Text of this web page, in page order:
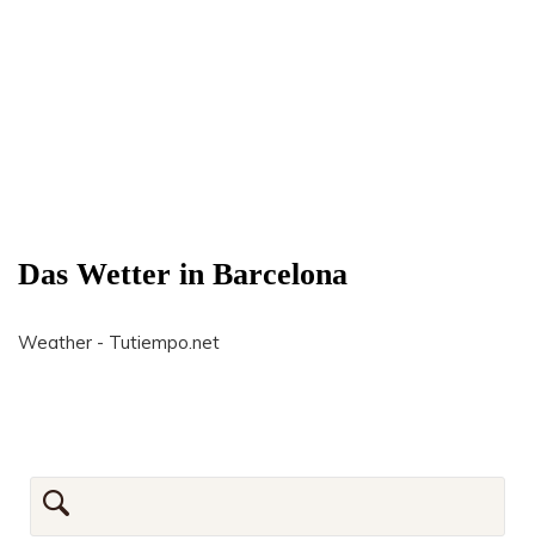
Das Wetter in Barcelona
Weather - Tutiempo.net